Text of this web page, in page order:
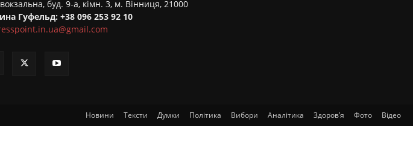
буд. 9-а, кімн. 3, м. Вінниця, 21000
Гуфельд: +38 096 253 92 10
Новини Тексти Думки Політика Вибори Аналітика Здоров’я Фото Відео